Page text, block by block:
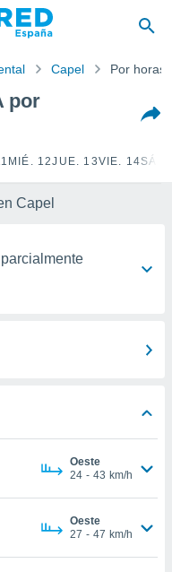
Capel Por horas
por
MIÉ. 12JUE. 13VIE. 14
Capel
Oeste
24 - 43 km/h
Oeste
27 - 47 km/h